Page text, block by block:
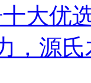
大优
，源